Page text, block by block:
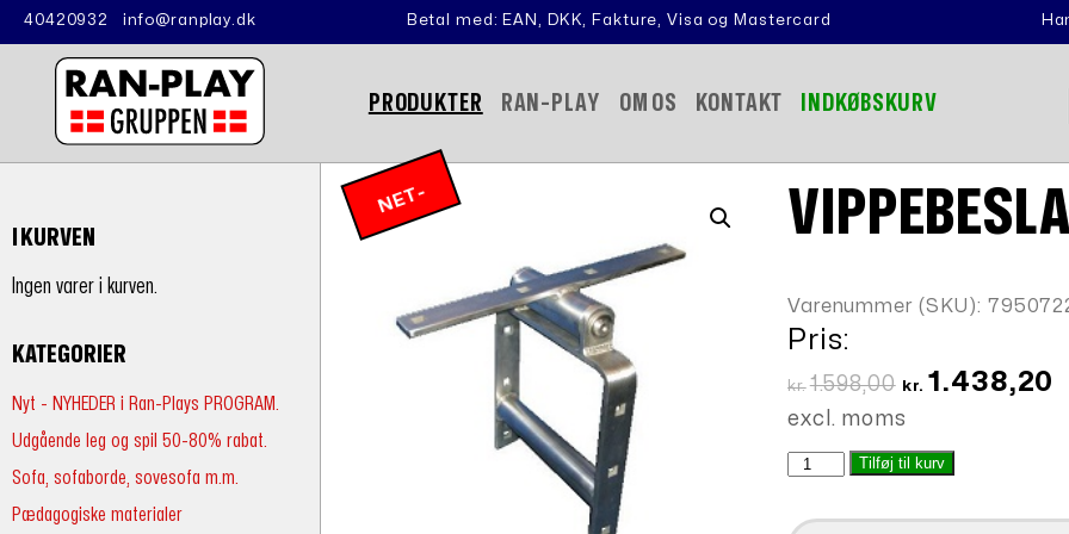
40420932 info@ranplay.dk Betal med: EAN, DKK, Fakture, Visa og Mastercard
PRODUKTER RAN-PLAY OM OS KONTAKT INDKØBSKURV
I KURVEN
Ingen varer i kurven.
KATEGORIER
Nyt - NYHEDER i Ran-Plays PROGRAM.
Udgående leg og spil 50-80% rabat.
Sofa, sofaborde, sovesofa m.m.
Pædagogiske materialer
N
E
T
-
P
RI
Varenummer (SKU):
Pris:
kr. 1.598,00
Den
var:
kr. 1.438,20
excl. moms
Vippebeslag
Tilføj til kurv